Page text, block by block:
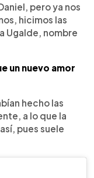
pero ya nos
hicimos las
Ugalde, nombre
un nuevo amor
hecho las
a lo que la
pues suele